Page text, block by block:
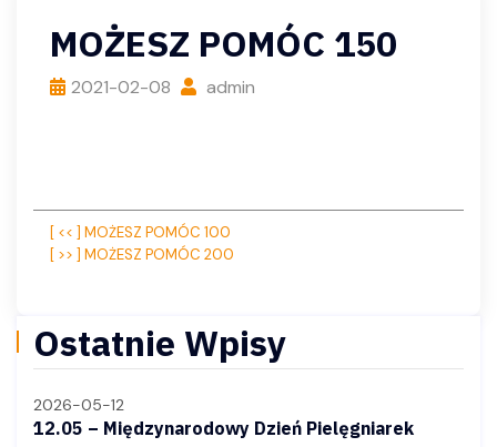
MOŻESZ POMÓC 150
2021-02-08 admin
Nawigacja
[ << ] MOŻESZ POMÓC 100
[ >> ] MOŻESZ POMÓC 200
Ostatnie Wpisy
2026-05-12
12.05 – Międzynarodowy Dzień Pielęgniarek